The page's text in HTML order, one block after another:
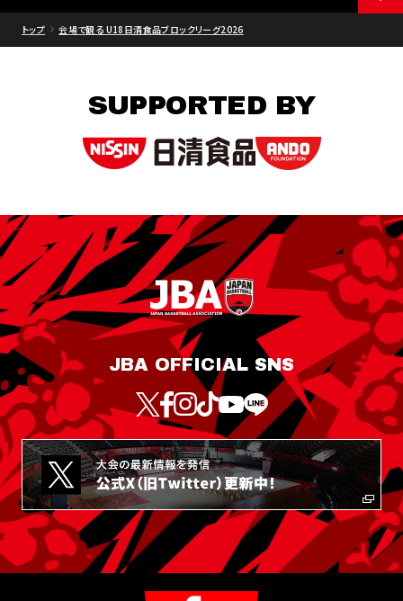
トップ 会場で観る U18日清食品ブロックリーグ2026
SUPPORTED BY
JBA OFFICIAL SNS